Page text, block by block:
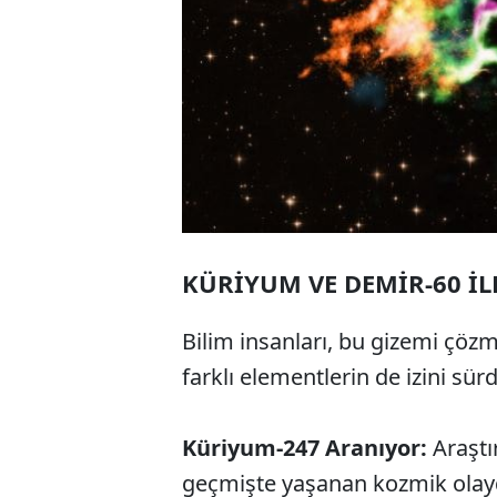
KÜRİYUM VE DEMİR-60
Bilim insanları, bu gizemi
farklı elementlerin de izini
Küriyum-247 Aranıyor:
geçmişte yaşanan kozmik